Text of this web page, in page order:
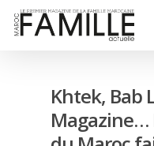
Khtek, Bab
Magazine…